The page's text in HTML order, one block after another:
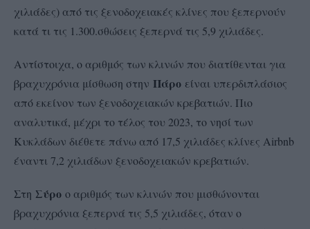
χιλιάδες) από τις ξενοδοχειακές κλίνες που ξεπερνούν
κατά τι τις 1.300.σθώσεις ξεπερνά τις 5,9 χιλιάδες.
Αντίστοιχα, ο αριθμός των κλινών που διατίθενται για
βραχυχρόνια μίσθωση στην Πάρο είναι υπερδιπλάσιος
από εκείνον των ξενοδοχειακών κρεβατιών. Πιο
αναλυτικά, μέχρι το τέλος του 2023, το νησί των
Κυκλάδων διέθετε πάνω από 17,5 χιλιάδες κλίνες Airbnb
έναντι 7,2 χιλιάδων ξενοδοχειακών κρεβατιών.
Στη Σύρο ο αριθμός των κλινών που μισθώνονται
βραχυχρόνια ξεπερνά τις 5,5 χιλιάδες, όταν ο